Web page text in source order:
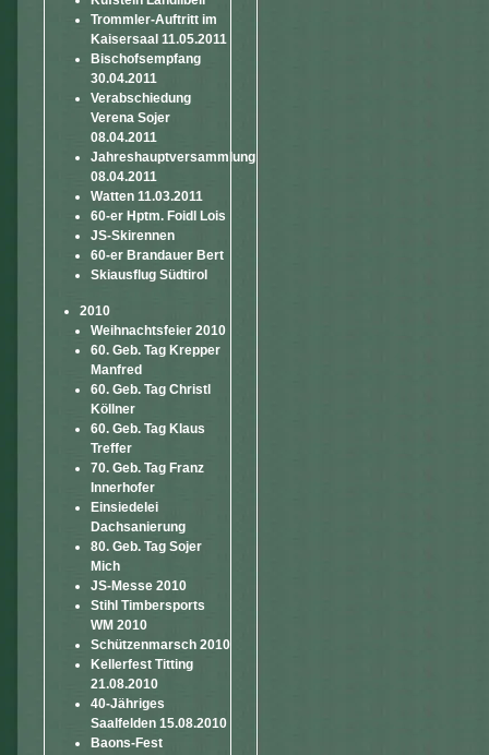
Trommler-Auftritt im
Kaisersaal 11.05.2011
Bischofsempfang
30.04.2011
Verabschiedung
Verena Sojer
08.04.2011
Jahreshauptversammlung
08.04.2011
Watten 11.03.2011
60-er Hptm. Foidl Lois
JS-Skirennen
60-er Brandauer Bert
Skiausflug Südtirol
2010
Weihnachtsfeier 2010
60. Geb. Tag Krepper
Manfred
60. Geb. Tag Christl
Köllner
60. Geb. Tag Klaus
Treffer
70. Geb. Tag Franz
Innerhofer
Einsiedelei
Dachsanierung
80. Geb. Tag Sojer
Mich
JS-Messe 2010
Stihl Timbersports
WM 2010
Schützenmarsch 2010
Kellerfest Titting
21.08.2010
40-Jähriges
Saalfelden 15.08.2010
Baons-Fest